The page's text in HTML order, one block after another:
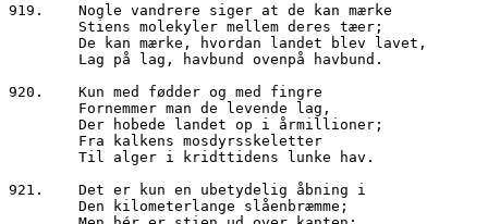
919.	Nogle vandrere siger at de kan mærke
        Stiens molekyler mellem deres tæer;
        De kan mærke, hvordan landet blev lavet,
        Lag på lag, havbund ovenpå havbund.
920.	Kun med fødder og med fingre
        Fornemmer man de levende lag,
        Der hobede landet op i årmillioner;
        Fra kalkens mosdyrsskeletter
        Til alger i kridttidens lunke hav.
921.	Det er kun en ubetydelig åbning i
        Den kilometerlange slåenbræmme;